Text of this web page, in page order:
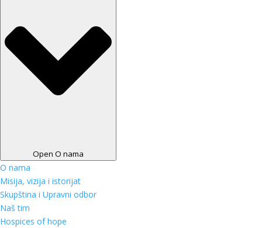
Open O nama
O nama
Misija, vizija i istorijat
Skupština i Upravni odbor
Naš tim
Hospices of hope